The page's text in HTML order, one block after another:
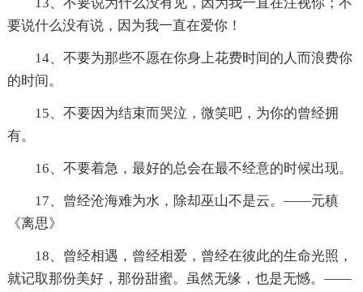
要说什么没有说，因为我一直在爱你！
14、不要为那些不愿在你身上花费时间的人而浪费你
的时间。
15、不要因为结束而哭泣，微笑吧，为你的曾经拥
有。
16、不要着急，最好的总会在最不经意的时候出现。
17、曾经沧海难为水，除却巫山不是云。——元稹
《离思》
18、曾经相遇，曾经相爱，曾经在彼此的生命光照，
就记取那份美好，那份甜蜜。虽然无缘，也是无憾。——